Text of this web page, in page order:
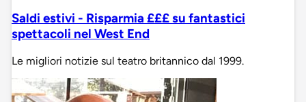
Saldi estivi - Risparmia £££ su fantastici
spettacoli nel West End
Le migliori notizie sul teatro britannico dal 1999.